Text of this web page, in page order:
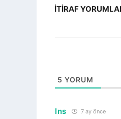
İTIRAF
5 YORUM
Ins 7 ay önce